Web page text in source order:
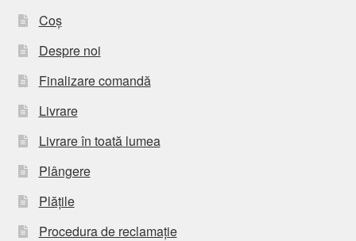
Coș
Despre noi
Finalizare comandă
Livrare
Livrare în toată lumea
Plângere
Plățile
Procedura de reclamație